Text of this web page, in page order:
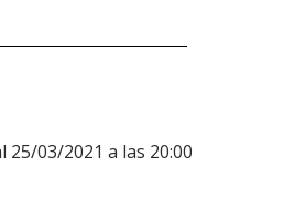
25/03/2021 a las 20:00